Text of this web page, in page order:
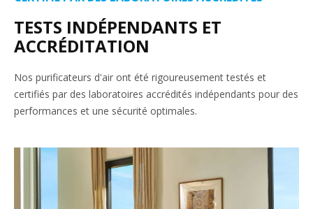
TESTS INDÉPENDANTS ET
ACCRÉDITATION
Nos purificateurs d'air ont été rigoureusement testés et
certifiés par des laboratoires accrédités indépendants pour des
performances et une sécurité optimales.